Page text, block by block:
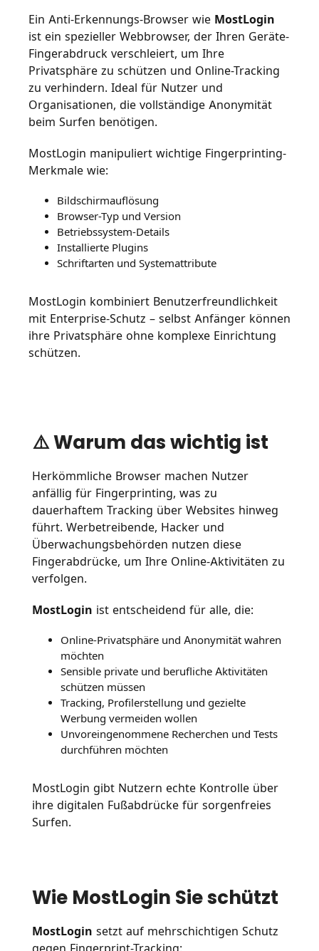
Ein Anti-Erkennungs-Browser wie MostLogin
ist ein spezieller Webbrowser, der Ihren Geräte-
Fingerabdruck verschleiert, um Ihre
Privatsphäre zu schützen und Online-Tracking
zu verhindern. Ideal für Nutzer und
Organisationen, die vollständige Anonymität
beim Surfen benötigen.
MostLogin manipuliert wichtige Fingerprinting-
Merkmale wie:
Bildschirmauflösung
Browser-Typ und Version
Betriebssystem-Details
Installierte Plugins
Schriftarten und Systemattribute
MostLogin kombiniert Benutzerfreundlichkeit
mit Enterprise-Schutz – selbst Anfänger können
ihre Privatsphäre ohne komplexe Einrichtung
schützen.
⚠️ Warum das wichtig ist
Herkömmliche Browser machen Nutzer
anfällig für Fingerprinting, was zu
dauerhaftem Tracking über Websites hinweg
führt. Werbetreibende, Hacker und
Überwachungsbehörden nutzen diese
Fingerabdrücke, um Ihre Online-Aktivitäten zu
verfolgen.
MostLogin ist entscheidend für alle, die:
Online-Privatsphäre und Anonymität wahren
möchten
Sensible private und berufliche Aktivitäten
schützen müssen
Tracking, Profilerstellung und gezielte
Werbung vermeiden wollen
Unvoreingenommene Recherchen und Tests
durchführen möchten
MostLogin gibt Nutzern echte Kontrolle über
ihre digitalen Fußabdrücke für sorgenfreies
Surfen.
Wie MostLogin Sie schützt
MostLogin setzt auf mehrschichtigen Schutz
gegen Fingerprint-Tracking: